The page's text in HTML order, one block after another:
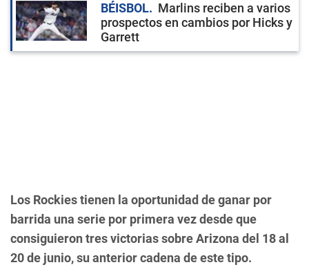
BÉISBOL
Marlins reciben a varios
prospectos en cambios por Hicks y
Garrett
Los Rockies tienen la oportunidad de ganar por
barrida una serie por primera vez desde que
consiguieron tres victorias sobre Arizona del 18 al
20 de junio, su anterior cadena de este tipo.